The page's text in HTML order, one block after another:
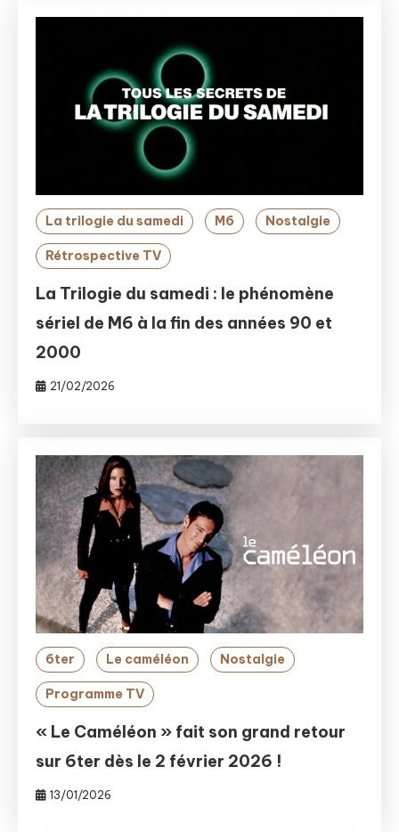
La trilogie du samedi M6 Nostalgie
Rétrospective TV
La Trilogie du samedi : le phénomène
sériel de M6 à la fin des années 90 et
2000
21/02/2026
6ter Le caméléon Nostalgie
Programme TV
« Le Caméléon » fait son grand retour
sur 6ter dès le 2 février 2026 !
13/01/2026